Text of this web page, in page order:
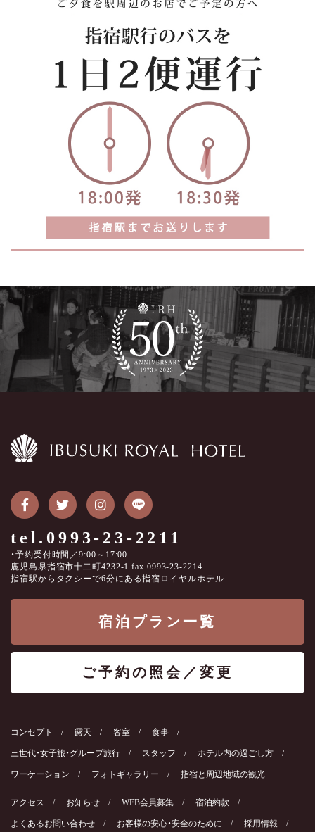
tel.0993-23-2211
・予約受付時間／9:00～17:00
鹿児島県指宿市十二町4232-1 fax.0993-23-2214
指宿駅からタクシーで6分にある指宿ロイヤルホテル
宿泊プラン一覧
ご予約の照会／変更
コンセプト 露天 客室 食事
三世代・女子旅・グループ旅行 スタッフ ホテル内の過ごし方
ワーケーション フォトギャラリー 指宿と周辺地域の観光
アクセス お知らせ WEB会員募集 宿泊約款
よくあるお問い合わせ お客様の安心・安全のために 採用情報